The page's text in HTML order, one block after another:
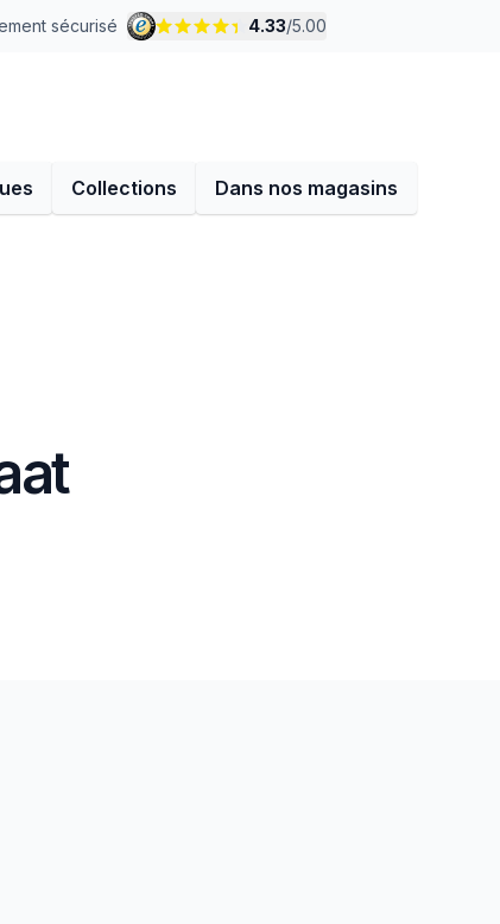
sécurisé 4.33/5.00
Collections Dans nos magasins